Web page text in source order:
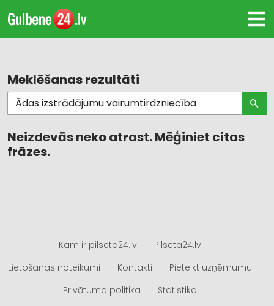
Meklēšanas rezultāti
Neizdevās neko atrast. Mēģiniet citas
frāzes.
Kam ir pilseta24.lv
Pilseta24.lv
Lietošanas noteikumi
Kontakti
Pieteikt uzņēmumu
Privātuma politika
Statistika